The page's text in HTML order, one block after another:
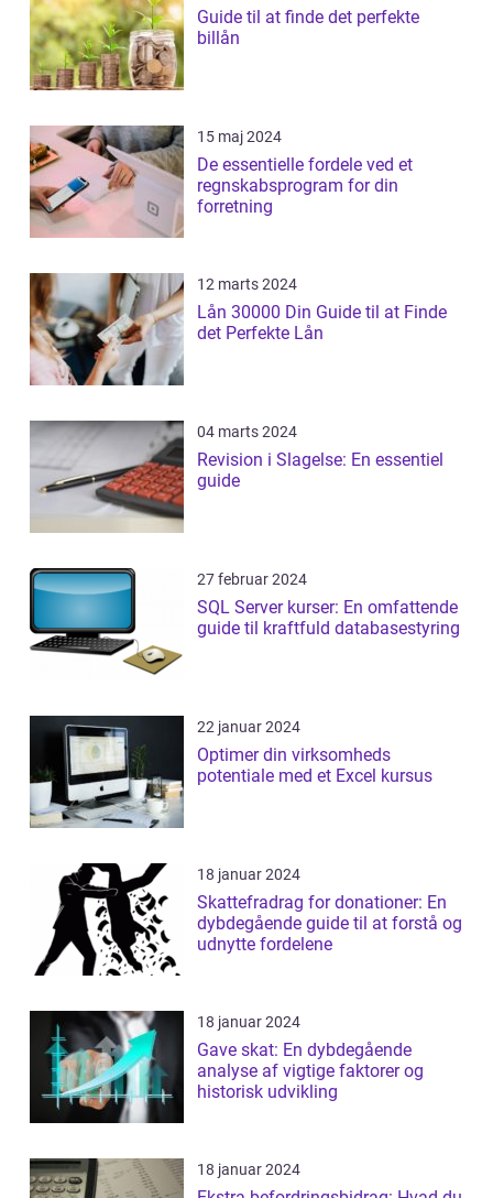
Guide til at finde det perfekte
billån
15 maj 2024
De essentielle fordele ved et
regnskabsprogram for din
forretning
12 marts 2024
Lån 30000 Din Guide til at Finde
det Perfekte Lån
04 marts 2024
Revision i Slagelse: En essentiel
guide
27 februar 2024
SQL Server kurser: En omfattende
guide til kraftfuld databasestyring
22 januar 2024
Optimer din virksomheds
potentiale med et Excel kursus
18 januar 2024
Skattefradrag for donationer: En
dybdegående guide til at forstå og
udnytte fordelene
18 januar 2024
Gave skat: En dybdegående
analyse af vigtige faktorer og
historisk udvikling
18 januar 2024